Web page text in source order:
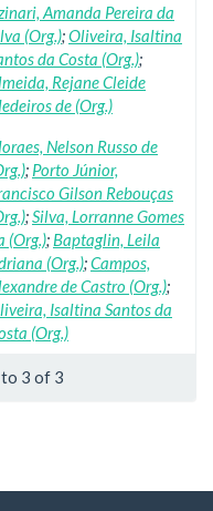
Amanda Pereira da
(Org.);Oliveira, Isaltina
da Costa (Org.);
Rejane Cleide
de (Org.)
Nelson Russo de
; Porto Júnior,
Gilson Rebouças
; Silva, Lorranne Gomes
(Org.); Baptaglin, Leila
(Org.);Campos,
de Castro (Org.);
Isaltina Santos da
(Org.)
3 of 3